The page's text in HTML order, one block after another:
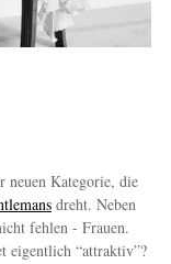
neuen Kategorie, die
dreht. Neben
fehlen - Frauen.
eigentlich “attraktiv”?